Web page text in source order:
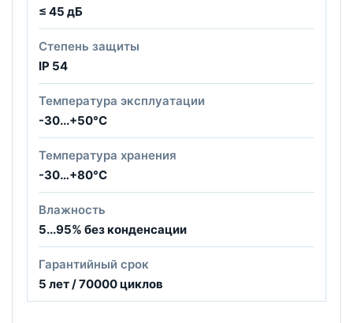
≤ 45 дБ
Степень защиты
IP 54
Температура эксплуатации
-30...+50°С
Температура хранения
-30…+80°С
Влажность
5...95% без конденсации
Гарантийный срок
5 лет / 70000 циклов